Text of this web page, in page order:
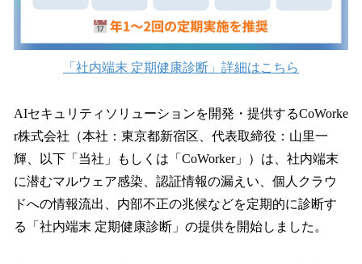
で
「社内端末 定期健康診断」詳細はこちら
AIセキュリティソリューションを開発・提供するCoWorke
r株式会社（本社：東京都新宿区、代表取締役：山里一
輝、以下「当社」もしくは「CoWorker」）は、社内端末
に潜むマルウェア感染、認証情報の漏えい、個人クラウ
ドへの情報流出、内部不正の兆候などを定期的に診断す
る「社内端末 定期健康診断」の提供を開始しました。